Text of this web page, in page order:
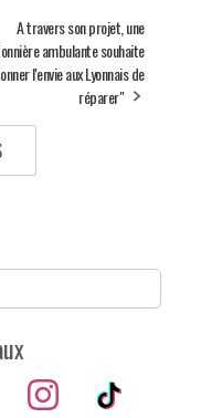
A travers son projet, une
ambulante souhaite
l'envie aux Lyonnais de
réparer"